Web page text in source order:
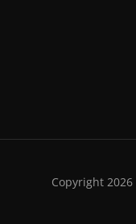
Copyright 2026